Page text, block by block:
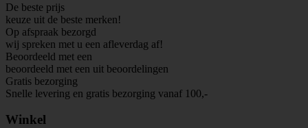
De beste prijs
keuze uit de beste merken!
Op afspraak bezorgd
wij spreken met u een afleverdag af!
Beoordeeld met een
beoordeeld met een uit beoordelingen
Gratis bezorging
Snelle levering en gratis bezorging vanaf 100,-
Winkel